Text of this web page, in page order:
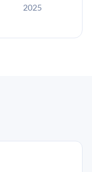
2025